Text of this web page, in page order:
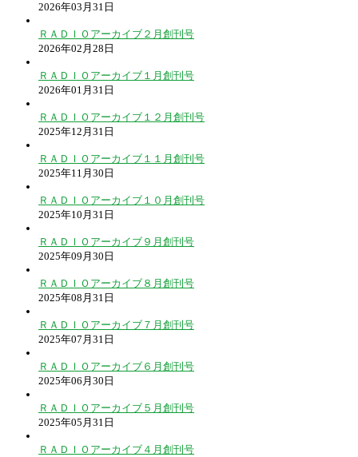
2026年03月31日
ＲＡＤＩＯアーカイブ２月創刊号
2026年02月28日
ＲＡＤＩＯアーカイブ１月創刊号
2026年01月31日
ＲＡＤＩＯアーカイブ１２月創刊号
2025年12月31日
ＲＡＤＩＯアーカイブ１１月創刊号
2025年11月30日
ＲＡＤＩＯアーカイブ１０月創刊号
2025年10月31日
ＲＡＤＩＯアーカイブ９月創刊号
2025年09月30日
ＲＡＤＩＯアーカイブ８月創刊号
2025年08月31日
ＲＡＤＩＯアーカイブ７月創刊号
2025年07月31日
ＲＡＤＩＯアーカイブ６月創刊号
2025年06月30日
ＲＡＤＩＯアーカイブ５月創刊号
2025年05月31日
ＲＡＤＩＯアーカイブ４月創刊号